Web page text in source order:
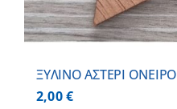
ΞΥΛΙΝΟ ΑΣΤΕΡΙ ΟΝΕΙΡΟ
2,00€